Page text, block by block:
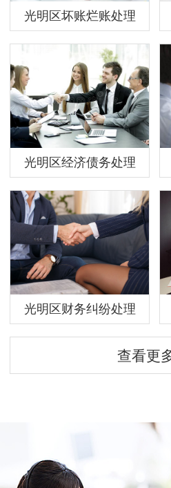
光明区坏账烂账处理
光明区经济债务处理
光明区财务纠纷处理
查看更